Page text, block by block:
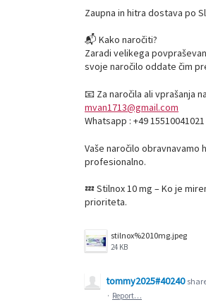
Zaupna in hitra dostava po
📬 Kako naročiti?
Zaradi velikega
svoje naročilo oddate čim
📧 Za naročila ali vprašanja
mvan1713@gmail.com
Whatsapp : +49 15510041021
Vaše naročilo obravnavamo
profesionalno.
💤 Stilnox 10 mg – Ko je
prioriteta.
stilnox%2010mg.jpeg
24 KB
tommy2025#40240
· Report…